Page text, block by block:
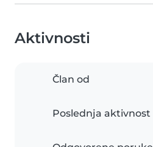
Aktivnosti
Član od
Poslednja aktivnost